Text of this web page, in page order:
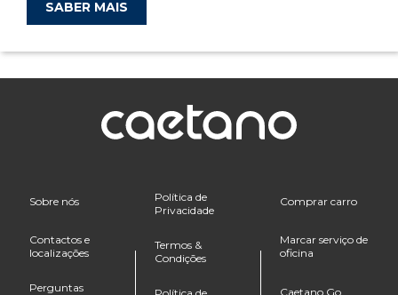
SABER MAIS
Sobre nós
Contactos e
localizações
Perguntas
Política de
Privacidade
Termos &
Condições
Comprar carro
Marcar serviço de
oficina
Caetano Go